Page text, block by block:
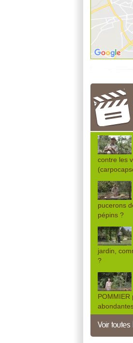
contre les
pucerons
pépins ?
jardin,
?
POMMIER
Voir